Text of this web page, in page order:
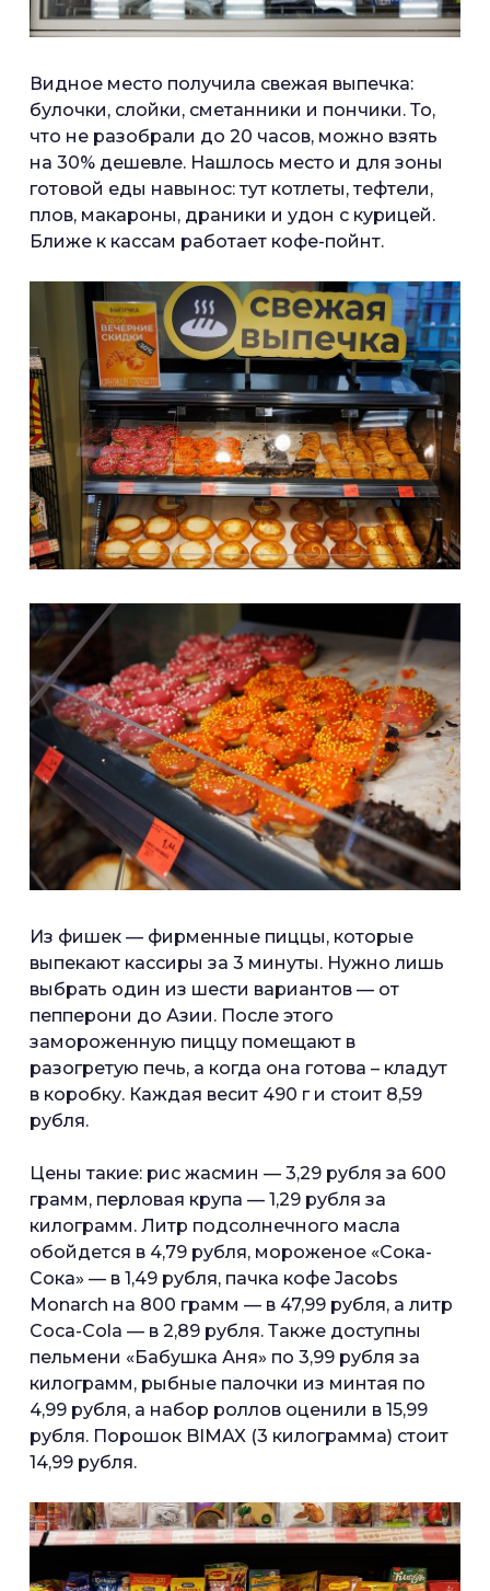
Видное место получила свежая выпечка:
булочки, слойки, сметанники и пончики. То,
что не разобрали до 20 часов, можно взять
на 30% дешевле. Нашлось место и для зоны
готовой еды навынос: тут котлеты, тефтели,
плов, макароны, драники и удон с курицей.
Ближе к кассам работает кофе-пойнт.
Из фишек — фирменные пиццы, которые
выпекают кассиры за 3 минуты. Нужно лишь
выбрать один из шести вариантов — от
пепперони до Азии. После этого
замороженную пиццу помещают в
разогретую печь, а когда она готова – кладут
в коробку. Каждая весит 490 г и стоит 8,59
рубля.
Цены такие: рис жасмин — 3,29 рубля за 600
грамм, перловая крупа — 1,29 рубля за
килограмм. Литр подсолнечного масла
обойдется в 4,79 рубля, мороженое «Сока-
Сока» — в 1,49 рубля, пачка кофе Jacobs
Monarch на 800 грамм — в 47,99 рубля, а литр
Coca-Cola — в 2,89 рубля. Также доступны
пельмени «Бабушка Аня» по 3,99 рубля за
килограмм, рыбные палочки из минтая по
4,99 рубля, а набор роллов оценили в 15,99
рубля. Порошок BIMAX (3 килограмма) стоит
14,99 рубля.